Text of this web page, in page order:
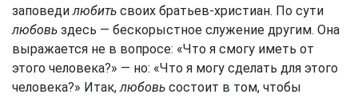
заповедилюбить своих братьев-христиан. По сути
любовь здесь — бескорыстное служение другим. Она
выражается не в вопросе: «Что я смогу иметь от
этого человека?» — но: «Что я могу сделать для этого
человека?» Итак,любовь состоит в том, чтобы